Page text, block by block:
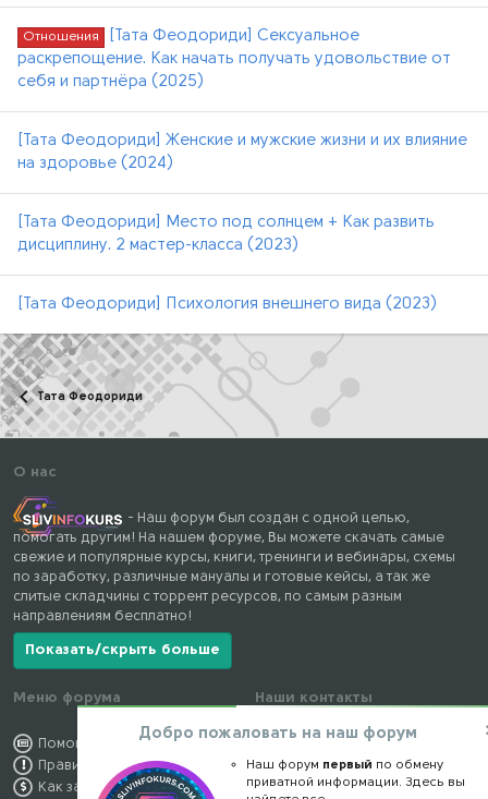
Отношения
[Тата Феодориди] Сексуальное
раскрепощение. Как начать получать удовольствие от
себя и партнёра (2025)
[Тата Феодориди] Женские и мужские жизни и их влияние
на здоровье (2024)
[Тата Феодориди] Место под солнцем + Как развить
дисциплину. 2 мастер-класса (2023)
[Тата Феодориди] Психология внешнего вида (2023)
Тата Феодориди
О нас
- Наш форум был создан с одной целью,
помогать другим! На нашем форуме, Вы можете скачать самые
свежие и популярные курсы, книги, тренинги и вебинары, схемы
по заработку, различные мануалы и готовые кейсы, а так же
слитые складчины с торрент ресурсов, по самым разным
направлениям бесплатно!
Показать/скрыть больше
Меню форума
Помощь по форуму
Правила форума
Как заработать
Наши контакты
kursstore@mail.ru
Обратная связь
Конфиденциальность
Добро пожаловать на наш форум
Наш форум первый по обмену
приватной информации. Здесь вы